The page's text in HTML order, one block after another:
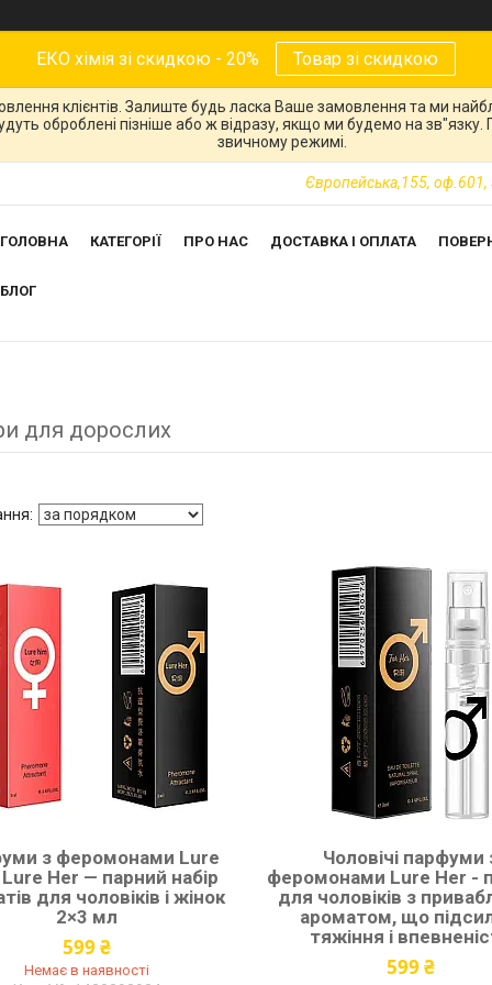
ЕКО хімія зі скидкою - 20% Товар зі скидкою
клієнтів. Залиште будь ласка Ваше замовлення та ми
оброблені пізніше або ж відразу, якщо ми будемо на
звичному режимі.
Європейська,155, оф.601,
ГОЛОВНА КАТЕГОРІЇ ПРО НАС ДОСТАВКА І ОПЛАТА
БЛОГ
для дорослих
з феромонами Lure
Lure Her — парний набір
для чоловіків і жінок
2×3 мл
599 ₴
Немає в наявності
Чоловічі парфуми
феромонами Lure Her -
для чоловіків з
ароматом, що
тяжіння і
599 ₴